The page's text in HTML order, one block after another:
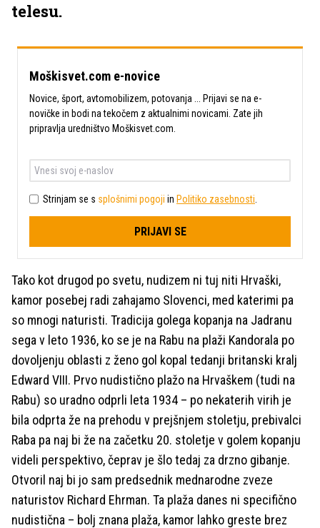
telesu.
Moškisvet.com e-novice
Novice, šport, avtomobilizem, potovanja ... Prijavi se na e-
novičke in bodi na tekočem z aktualnimi novicami. Zate jih
pripravlja uredništvo Moškisvet.com.
Strinjam se s splošnimi pogoji in Politiko zasebnosti
PRIJAVI SE
Tako kot drugod po svetu, nudizem ni tuj niti Hrvaški,
kamor posebej radi zahajamo Slovenci, med katerimi pa
so mnogi naturisti. Tradicija golega kopanja na Jadranu
sega v leto 1936, ko se je na Rabu na plaži Kandorala po
dovoljenju oblasti z ženo gol kopal tedanji britanski kralj
Edward VIII. Prvo nudistično plažo na Hrvaškem (tudi na
Rabu) so uradno odprli leta 1934 – po nekaterih virih je
bila odprta že na prehodu v prejšnjem stoletju, prebivalci
Raba pa naj bi že na začetku 20. stoletje v golem kopanju
videli perspektivo, čeprav je šlo tedaj za drzno gibanje.
Otvoril naj bi jo sam predsednik mednarodne zveze
naturistov Richard Ehrman. Ta plaža danes ni specifično
nudistična – bolj znana plaža, kamor lahko greste brez